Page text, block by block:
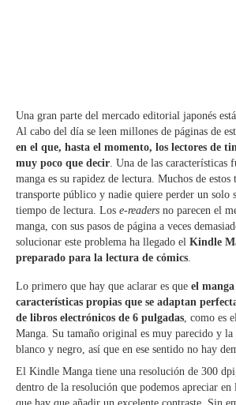
Una gran parte del mercado editorial japonés
Al cabo del día se leen millones de páginas de
en el que, hasta el momento, los lectores de
muy poco que decir. Una de las características
manga es su rapidez de lectura. Muchos de estos
transporte público y nadie quiere perder un solo
tiempo de lectura. Los e-readers no parecen el
manga, con sus pasos de página a veces
solucionar este problema ha llegado el Kindle
preparado para la lectura de cómics.
Lo primero que hay que aclarar es que el manga
características propias que se adaptan
de libros electrónicos de 6 pulgadas, como es
Manga. Su tamaño original es muy parecido y
blanco y negro, así que en ese sentido no hay
El Kindle Manga tiene una resolución de 300
dentro de la resolución que podemos apreciar